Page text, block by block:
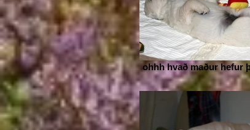
ohhh hvað maður hefur